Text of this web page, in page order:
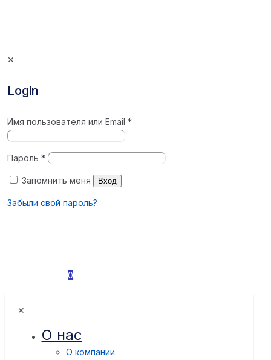
✕
Login
Имя пользователя или Email*
Пароль*
Запомнить меня Вход
Забыли свой пароль?
0
✕
О нас
О компании